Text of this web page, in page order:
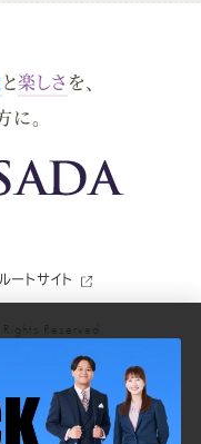
ー
ス
ツ
SADA
の
ス
ツ
SADA
の
と楽しさ を、
に。
ートサイト
Reserved.